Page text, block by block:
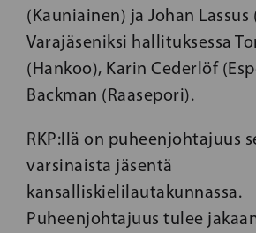
(Kauniainen) ja Johan Lassus
Varajäseniksi hallituksessa
(Hankoo), Karin Cederlöf
Backman (Raasepori).
RKP:llä on puheenjohtajuus
varsinaista jäsentä
kansalliskielilautakunnassa.
Puheenjohtajuus tulee